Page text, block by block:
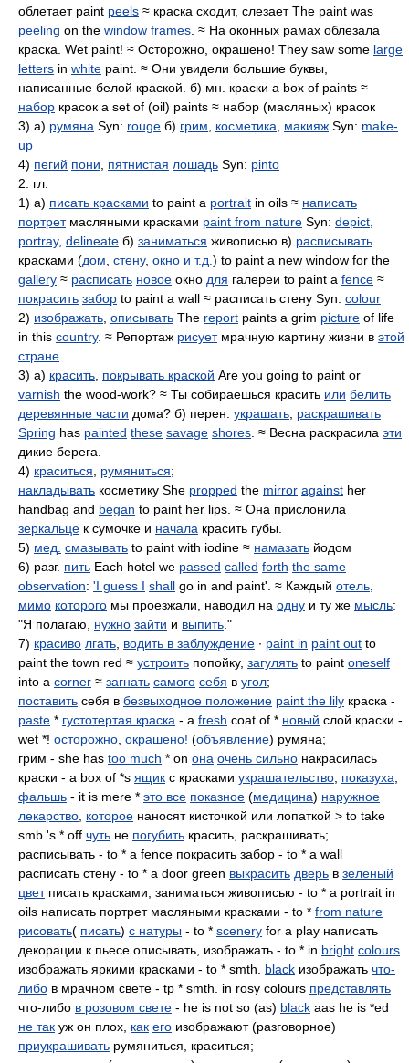
облетает paint peels ≈ краска сходит, слезает The paint was
peeling on the window frames . ≈ На оконных рамах облезала
краска. Wet paint! ≈ Осторожно, окрашено! They saw some large
letters in white paint. ≈ Они увидели большие буквы,
написанные белой краской. б) мн. краски a box of paints ≈
набор красок a set of (oil) paints ≈ набор (масляных) красок
3) а) румяна Syn: rouge б) грим косметика макияж Syn: make-
up
4) пегий пони пятнистая лошадь Syn: pinto
2. гл.
1) а) писать красками to paint a portrait in oils ≈ написать
портретмасляными красками paint from nature Syn: depict
portray, delineate б) заниматься живописью в) расписывать
красками (дом стену, окно и т.д. ) to paint a new window for the
gallery ≈ расписать новое окно для галереи to paint a fence ≈
покрасить забор to paint a wall ≈ расписать стену Syn: colour
2) изображать описывать The report paints a grim picture of life
in this country. ≈ Репортаж рисуетмрачную картину жизни в этой
стране
3) а) красить покрывать краской Are you going to paint or
varnish the wood-work? ≈ Ты собираешься красить или белить
деревянные части дома? б) перен. украшать раскрашивать
Spring has painted these savage shores . ≈ Весна раскрасила эти
дикие берега.
4) краситься румяниться;
накладывать косметику She propped the mirror against her
handbag and began to paint her lips. ≈ Она прислонила
зеркальце к сумочке и начала красить губы.
5) мед. смазывать to paint with iodine ≈ намазать йодом
6) разг. пить Each hotel we passed called forth the same
observation: 'I guess I shall go in and paint'. ≈ Каждый отель
мимо которого мы проезжали, наводил на одну и ту же мысль:
"Я полагаю, нужно зайти и выпить ."
7) красиво лгать водить в заблуждение ∙ paint in paint out to
paint the town red ≈ устроить попойку, загулять to paint oneself
into a corner ≈ загнать самого себя в угол;
поставить себя в безвыходное положение paint the lily краска -
paste * густотертая краска - a fresh coat of * новый слой краски -
wet *! осторожно окрашено! (объявление) румяна;
грим - she has too much * on она очень сильно накрасилась
краски - a box of *s ящик с красками украшательство показуха
фальшь - it is mere * это все показное (медицина) наружное
лекарство которое наносят кисточкой или лопаткой > to take
smb.'s * off чуть не погубить красить, раскрашивать;
расписывать - to * a fence покрасить забор - to * a wall
расписать стену - to * a door green выкрасить дверь в зеленый
цветписать красками, заниматься живописью - to * a portrait in
oils написать портрет масляными красками - to * from nature
рисовать( писать) с натуры - to * scenery for a play написать
декорации к пьесе описывать, изображать - to * in bright colours
изображать яркими красками - to * smth. black изображать что-
либо в мрачном свете - tp * smth. in rosy colours представлять
что-либо в розовом свете - he is not so (as) black aas he is *ed
не так уж он плох, как его изображают (разговорное)
приукрашивать румяниться, краситься;